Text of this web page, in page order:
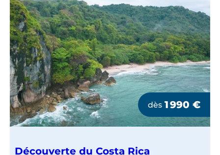
dès 1 990 €
Découverte du Costa Rica